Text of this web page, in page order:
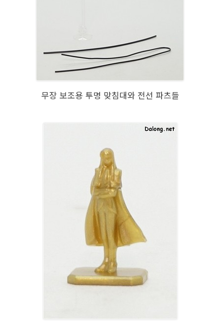
무장 보조용 투명 맞침대와 전선 파츠들